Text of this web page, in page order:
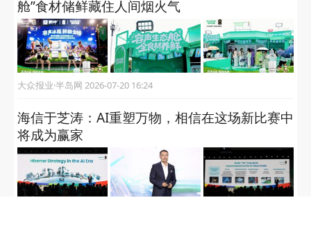
连续10年稳居十强，海信以长期信任夯实全球
化韧性
大众报业·半岛网 2026-07-24 17:45
海信空调“清凉专列”驶入青岛国际啤酒节：“好
空气”燃动盛夏狂欢